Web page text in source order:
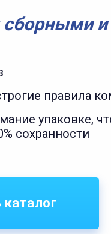
сборными
правила
упаковке,
сохранности